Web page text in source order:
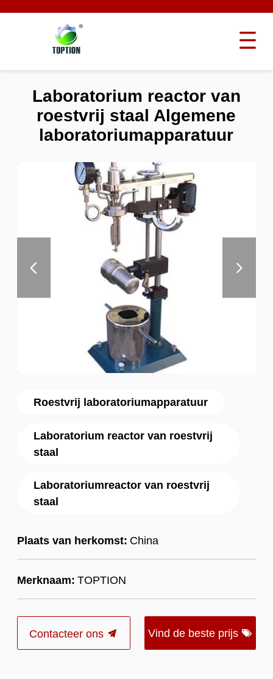
Roestvrij laboratoriumapparatuur
Laboratorium reactor van roestvrij
staal
Laboratoriumreactor van roestvrij
staal
Plaats van herkomst: China
Merknaam: TOPTION
Contacteer ons Vind de beste prijs
Laboratorium reactor van
roestvrij staal Algemene
laboratoriumapparatuur